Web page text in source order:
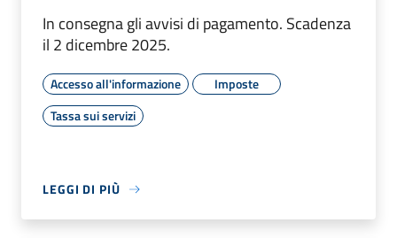
In consegna gli avvisi di pagamento. Scadenza
il 2 dicembre 2025.
Accesso all'informazione
Imposte
Tassa sui servizi
LEGGI DI PIÙ